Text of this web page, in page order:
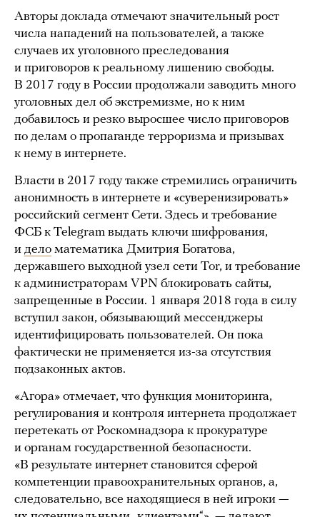
Авторы доклада отмечают значительный рост
числа нападений на пользователей, а также
случаев их уголовного преследования
и приговоров к реальному лишению свободы.
В 2017 году в России продолжали заводить много
уголовных дел об экстремизме, но к ним
добавилось и резко выросшее число приговоров
по делам о пропаганде терроризма и призывах
к нему в интернете.
Власти в 2017 году также стремились ограничить
анонимность в интернете и «суверенизировать»
российский сегмент Сети. Здесь и требование
ФСБ к Telegram выдать ключи шифрования,
и дело математика Дмитрия Богатова,
державшего выходной узел сети Tor, и требование
к администраторам VPN блокировать сайты,
запрещенные в России. 1 января 2018 года в силу
вступил закон, обязывающий мессенджеры
идентифицировать пользователей. Он пока
фактически не применяется из-за отсутствия
подзаконных актов.
«Агора» отмечает, что функция мониторинга,
регулирования и контроля интернета продолжает
перетекать от Роскомнадзора к прокуратуре
и органам государственной безопасности.
«В результате интернет становится сферой
компетенции правоохранительных органов, а,
следовательно, все находящиеся в ней игроки —